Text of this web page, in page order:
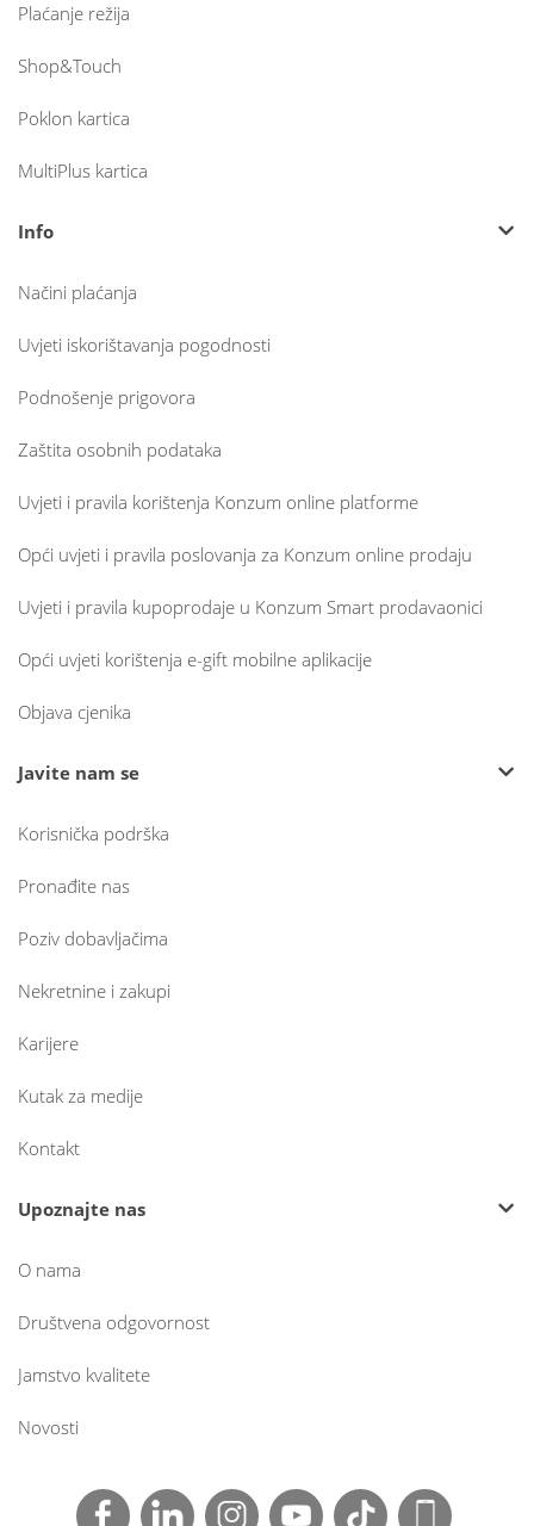
Plaćanje režija
Shop&Touch
Poklon kartica
MultiPlus kartica
Info
Načini plaćanja
Uvjeti iskorištavanja pogodnosti
Podnošenje prigovora
Zaštita osobnih podataka
Uvjeti i pravila korištenja Konzum online platforme
Opći uvjeti i pravila poslovanja za Konzum online prodaju
Uvjeti i pravila kupoprodaje u Konzum Smart prodavaonici
Opći uvjeti korištenja e-gift mobilne aplikacije
Objava cjenika
Javite nam se
Korisnička podrška
Pronađite nas
Poziv dobavljačima
Nekretnine i zakupi
Karijere
Kutak za medije
Kontakt
Upoznajte nas
O nama
Društvena odgovornost
Jamstvo kvalitete
Novosti